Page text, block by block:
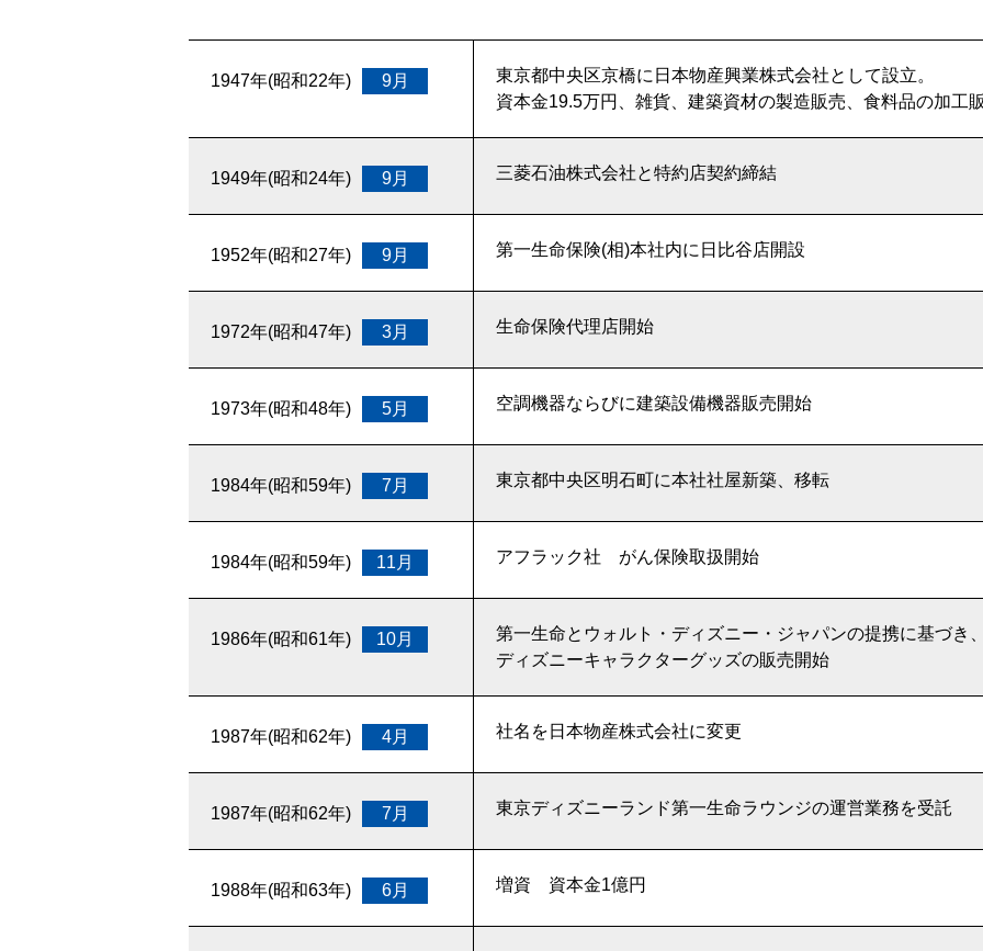
1947年(昭和22年) 9月
東京都中央区京橋に日本物産興業株式会社として設立。
資本金19.5万円、雑貨、建築資材の製造販売、食料品の加工
1949年(昭和24年) 9月 三菱石油株式会社と特約店契約締結
1952年(昭和27年) 9月 第一生命保険(相)本社内に日比谷店開設
1972年(昭和47年) 3月 生命保険代理店開始
1973年(昭和48年) 5月 空調機器ならびに建築設備機器販売開始
1984年(昭和59年) 7月 東京都中央区明石町に本社社屋新築、移転
1984年(昭和59年) 11月 アフラック社 がん保険取扱開始
1986年(昭和61年) 10月
第一生命とウォルト・ディズニー・ジャパンの提携に基づき
ディズニーキャラクターグッズの販売開始
1987年(昭和62年) 4月 社名を日本物産株式会社に変更
1987年(昭和62年) 7月 東京ディズニーランド第一生命ラウンジの運営業務を受託
1988年(昭和63年) 6月 増資 資本金1億円